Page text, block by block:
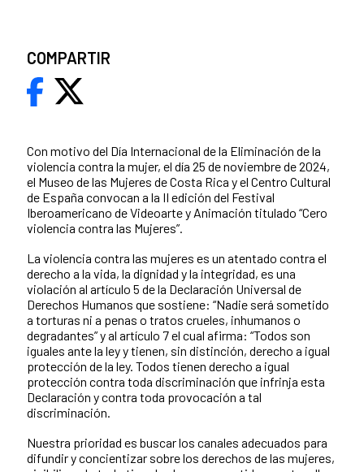
Con motivo del Día Internacional de la Eliminación de la
violencia contra la mujer, el día 25 de noviembre de 2024,
el Museo de las Mujeres de Costa Rica y el Centro Cultural
de España convocan a la II edición del Festival
Iberoamericano de Videoarte y Animación titulado “Cero
violencia contra las Mujeres”.
La violencia contra las mujeres es un atentado contra el
derecho a la vida, la dignidad y la integridad, es una
violación al artículo 5 de la Declaración Universal de
Derechos Humanos que sostiene: “Nadie será sometido
a torturas ni a penas o tratos crueles, inhumanos o
degradantes” y al artículo 7 el cual afirma: “Todos son
iguales ante la ley y tienen, sin distinción, derecho a igual
protección de la ley. Todos tienen derecho a igual
protección contra toda discriminación que infrinja esta
Declaración y contra toda provocación a tal
discriminación.
Nuestra prioridad es buscar los canales adecuados para
difundir y concientizar sobre los derechos de las mujeres,
COMPARTIR